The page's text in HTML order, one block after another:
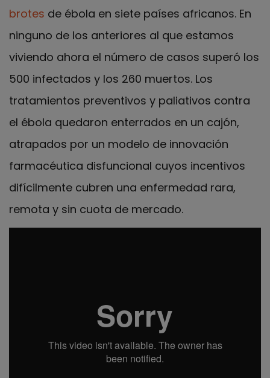
brotes de ébola en siete países africanos. En
ninguno de los anteriores al que estamos
viviendo ahora el número de casos superó los
500 infectados y los 260 muertos. Los
tratamientos preventivos y paliativos contra
el ébola quedaron enterrados en un cajón,
atrapados por un modelo de innovación
farmacéutica disfuncional cuyos incentivos
difícilmente cubren una enfermedad rara,
remota y sin cuota de mercado.